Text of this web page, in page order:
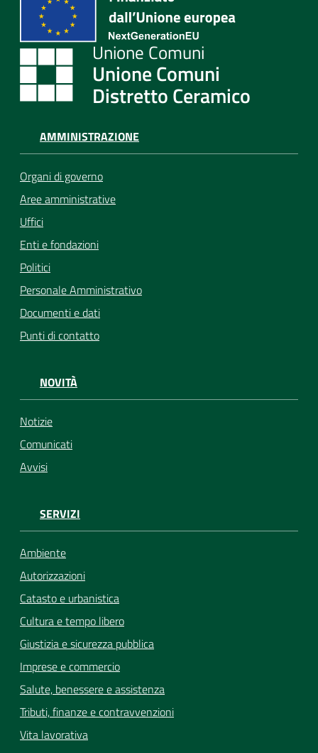
Unione Comuni
Distretto Ceramico
AMMINISTRAZIONE
Organi di governo
Aree amministrative
Uffici
Enti e fondazioni
Politici
Personale Amministrativo
Documenti e dati
Punti di contatto
NOVITÀ
Notizie
Comunicati
Avvisi
SERVIZI
Ambiente
Autorizzazioni
Catasto e urbanistica
Cultura e tempo libero
Giustizia e sicurezza pubblica
Imprese e commercio
Salute, benessere e assistenza
Tributi, finanze e contravvenzioni
Vita lavorativa